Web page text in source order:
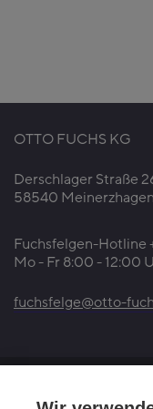
OTTO FUCHS KG
Derschlager Straße
58540 Meinerzhagen
Fuchsfelgen-Hotline
Mo - Fr 8:00 - 12:00
fuchsfelge@otto-